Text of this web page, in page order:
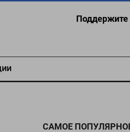
Поддержите
САМОЕ